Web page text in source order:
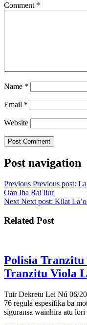
Comment *
Name *
Email *
Website
Post navigation
Previous Previous post:
Oan Iha Rai liur
Next Next post: Kilat
Related Post
Polisia
Tranzitu Viola
Tuir Dekretu Lei Nú 06/
76 regula espesifika ba
siguransa wainhira atu